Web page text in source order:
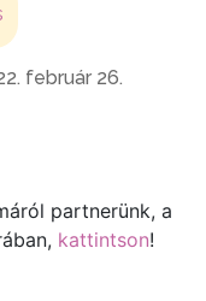
február 26.
partnerünk, a
kattintson!